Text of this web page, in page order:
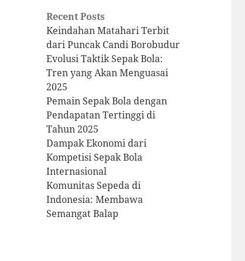
Recent Posts
Keindahan Matahari Terbit
dari Puncak Candi Borobudur
Evolusi Taktik Sepak Bola:
Tren yang Akan Menguasai
2025
Pemain Sepak Bola dengan
Pendapatan Tertinggi di
Tahun 2025
Dampak Ekonomi dari
Kompetisi Sepak Bola
Internasional
Komunitas Sepeda di
Indonesia: Membawa
Semangat Balap